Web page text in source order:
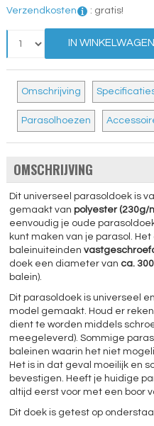
Verzendkosten : gratis!
IN WINKELWAGEN
Omschrijving
Parasolhoezen
OMSCHRIJVING
Dit universeel parasoldoek is
gemaakt van polyester (230g/
eenvoudig je oude
kunt maken van je parasol.
baleinuiteinden
doek een diameter van ca.
balein).
Dit parasoldoek is universeel
model gemaakt. Houd er
dient te worden middels
meegeleverd). Sommige
baleinen waarin het niet
Het is in dat geval moeilijk en
bevestigen. Heeft je huidige
altijd eerst voor met een boor
Dit doek is getest op